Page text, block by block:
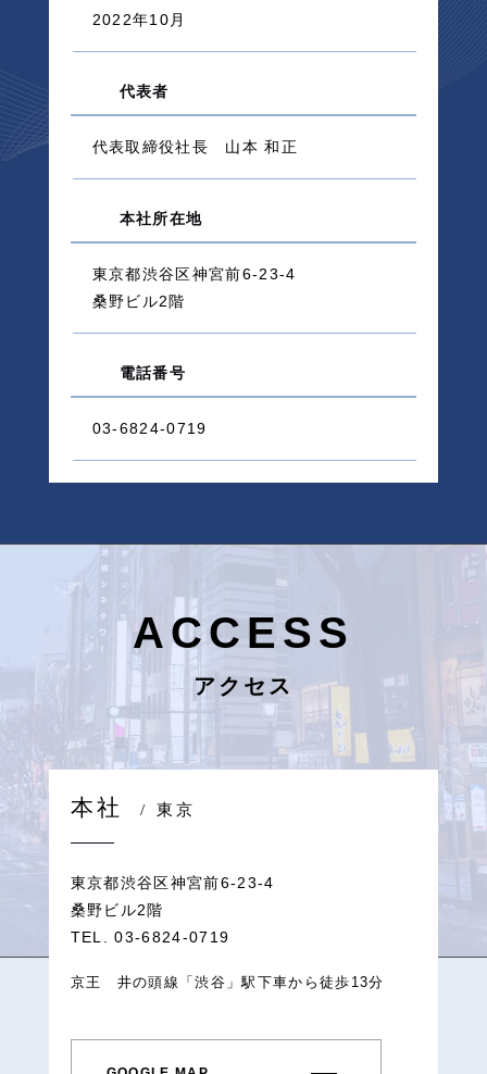
2022年10月
代表者
代表取締役社長 山本 和正
本社所在地
東京都渋谷区神宮前6-23-4
桑野ビル2階
電話番号
03-6824-0719
ACCESS
アクセス
本社 / 東京
東京都渋谷区神宮前6-23-4
桑野ビル2階
TEL. 03-6824-0719
京王 井の頭線「渋谷」駅下車から徒歩13分